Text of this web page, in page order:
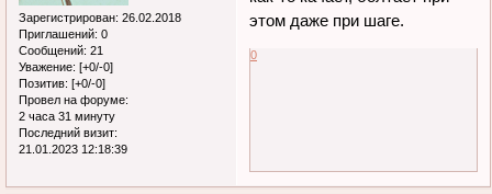
Зарегистрирован: 26.02.2018
Приглашений: 0
Сообщений: 21
Уважение: [+0/-0]
Позитив: [+0/-0]
Провел на форуме:
2 часа 31 минуту
Последний визит:
21.01.2023 12:18:39
этом даже при шаге.
0